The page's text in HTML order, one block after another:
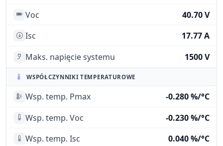
Voc
40.70 V
Isc
17.77 A
Maks. napięcie systemu
1500 V
WSPÓŁCZYNNIKI TEMPERATUROWE
Wsp. temp. Pmax
-0.280 %/°C
Wsp. temp. Voc
-0.230 %/°C
Wsp. temp. Isc
0.040 %/°C